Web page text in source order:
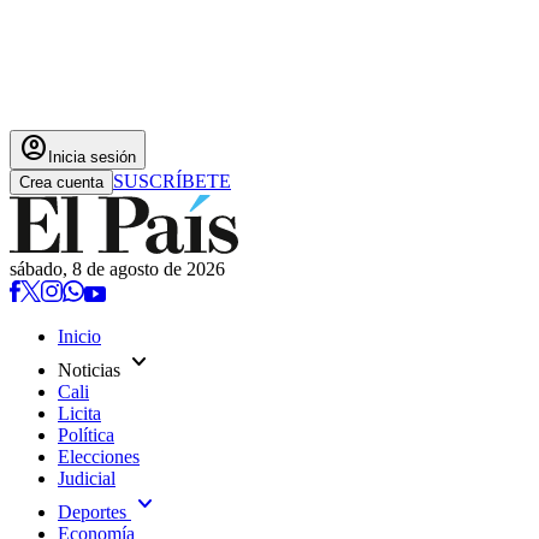
account_circle Inicia sesión
Crea cuenta SUSCRÍBETE
sábado, 8 de agosto de 2026
Inicio
Noticias expand_more
Cali
Licita
Política
Elecciones
Judicial
Deportes expand_more
Economía